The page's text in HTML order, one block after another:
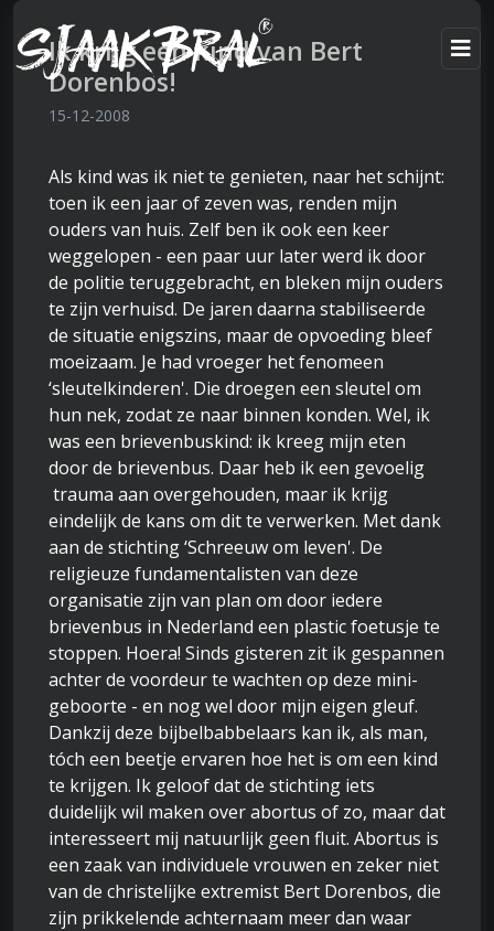
Ik krijg een kind van Bert
Dorenbos!
15-12-2008
Als kind was ik niet te genieten, naar het schijnt:
toen ik een jaar of zeven was, renden mijn
ouders van huis. Zelf ben ik ook een keer
weggelopen - een paar uur later werd ik door
de politie teruggebracht, en bleken mijn ouders
te zijn verhuisd. De jaren daarna stabiliseerde
de situatie enigszins, maar de opvoeding bleef
moeizaam. Je had vroeger het fenomeen
‘sleutelkinderen'. Die droegen een sleutel om
hun nek, zodat ze naar binnen konden. Wel, ik
was een brievenbuskind: ik kreeg mijn eten
door de brievenbus. Daar heb ik een gevoelig
trauma aan overgehouden, maar ik krijg
eindelijk de kans om dit te verwerken. Met dank
aan de stichting ‘Schreeuw om leven'. De
religieuze fundamentalisten van deze
organisatie zijn van plan om door iedere
brievenbus in Nederland een plastic foetusje te
stoppen. Hoera! Sinds gisteren zit ik gespannen
achter de voordeur te wachten op deze mini-
geboorte - en nog wel door mijn eigen gleuf.
Dankzij deze bijbelbabbelaars kan ik, als man,
tóch een beetje ervaren hoe het is om een kind
te krijgen. Ik geloof dat de stichting iets
duidelijk wil maken over abortus of zo, maar dat
interesseert mij natuurlijk geen fluit. Abortus is
een zaak van individuele vrouwen en zeker niet
van de christelijke extremist Bert Dorenbos, die
zijn prikkelende achternaam meer dan waar